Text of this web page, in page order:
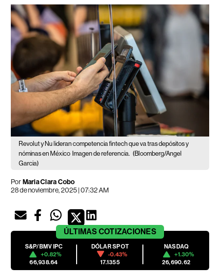
Revolut y Nu lideran competencia fintech que va tras depósitos y
nóminas en México Imagen de referencia. (Bloomberg/Angel
Garcia)
PorMaria Clara Cobo
28 de noviembre, 2025 | 07:32 AM
ÚLTIMAS COTIZACIONES
S&P/BMV IPC
+0.82%
66,938.64
DÓLAR SPOT
-0.43%
17.1355
NASDAQ
+1.30%
26,690.62